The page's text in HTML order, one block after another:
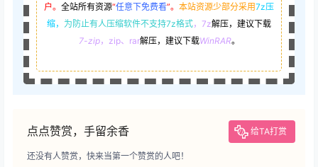
户。 全站所有资源“任意下免费看”。 本站资源少部分采用7z压
缩， 为防止有人压缩软件不支持7z格式，7z解压，建议下载
7-zip，zip、rar解压，建议下载WinRAR。
点点赞赏，手留余香 给TA打赏
还没有人赞赏，快来当第一个赞赏的人吧！